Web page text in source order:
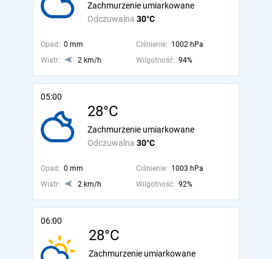
Odczuwalna 30°C
Zachmurzenie umiarkowane
Opad: 0 mm Ciśnienie: 1002 hPa
Wiatr:
2 km/h Wilgotność: 94%
05:00
28°C
Odczuwalna 30°C
Zachmurzenie umiarkowane
Opad: 0 mm Ciśnienie: 1003 hPa
Wiatr:
2 km/h Wilgotność: 92%
06:00
28°C
Zachmurzenie umiarkowane